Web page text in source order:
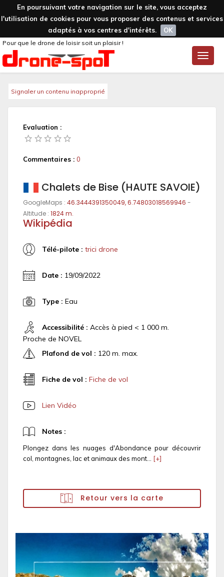
En poursuivant votre navigation sur le site, vous acceptez
l'utilisation de cookies pour vous proposer des contenus et services
adaptés à vos centres d'intérêts.
OK
Toggle
Pour que le drone de loisir soit un plaisir !
Signaler un contenu inapproprié
Evaluation :
Commentaires : 0
Chalets de Bise (HAUTE SAVOIE)
GoogleMaps : 46.3444391350049, 6.74803018569946 -
Altitude : 1824 m.
Wikipédia
Télé-pilote : trici drone
Date : 19/09/2022
Type : Eau
Accessibilité : Accès à pied < 1 000 m.
Proche de NOVEL
Plafond de vol : 120 m. max.
Fiche de vol : Fiche de vol
Lien Vidéo
Notes :
Plongez dans les nuages d'Abondance pour découvrir
col, montagnes, lac et animaux des mont... [+]
Retour vers la carte